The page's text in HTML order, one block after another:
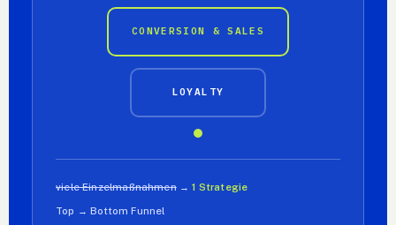
CONVERSION & SALES
LOYALTY
viele Einzelmaßnahmen→1 Strategie
Top → Bottom Funnel